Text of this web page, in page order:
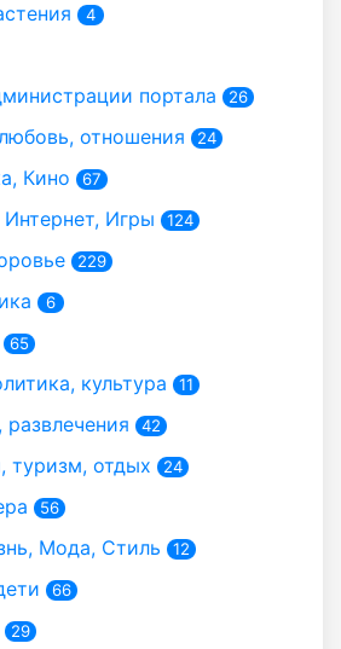
4
портала 26
отношения 24
Кино 67
Игры 124
229
6
65
культура 11
42
туризм, отдых 24
56
Мода, Стиль 12
66
29